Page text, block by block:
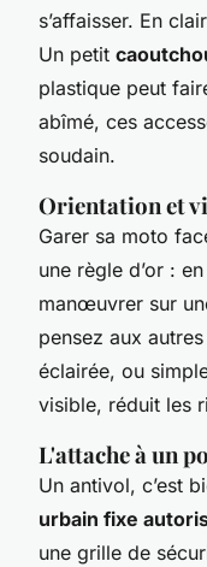
s’affaisser. En
Un petit
plastique peut
abîmé, ces
soudain.
Orientation et
Garer sa moto
une règle d’or :
manœuvrer sur
pensez aux
éclairée, ou
visible, réduit les
L'attache à un
Un antivol, c’est
urbain fixe
une grille de